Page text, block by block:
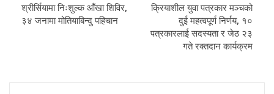
श्रीर्सियामा निःशुल्क आँखा शिविर,
३४ जनामा मोतियाबिन्दु पहिचान
क्रियाशील युवा पत्रकार मञ्चको
दुई महत्वपूर्ण निर्णय, १०
पत्रकारलाई सदस्यता र जेठ २३
गते रक्तदान कार्यक्रम